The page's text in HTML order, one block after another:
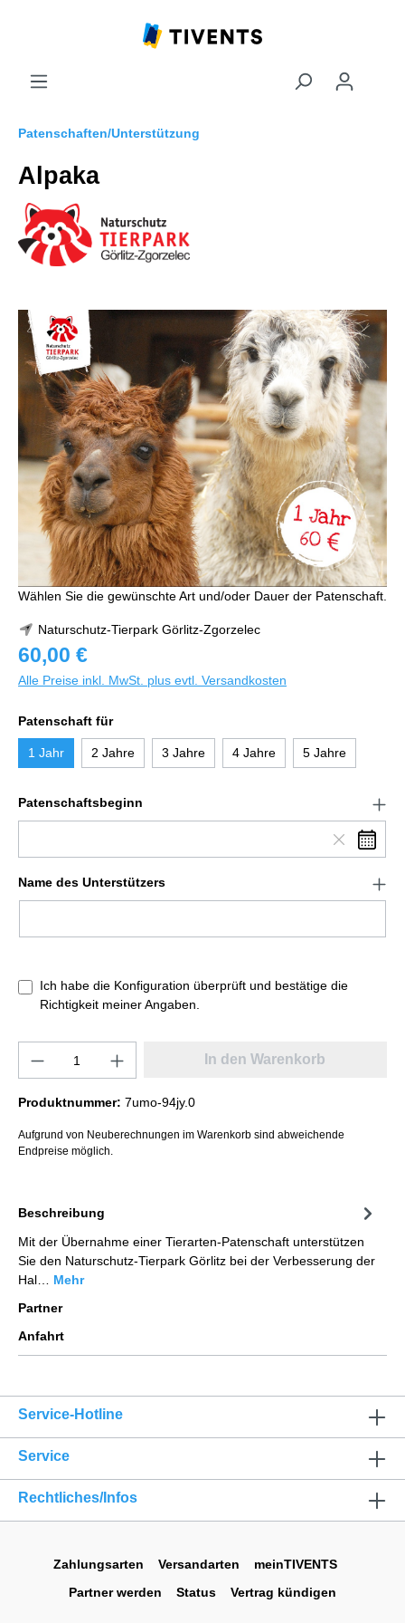
Patenschaften/Unterstützung
Alpaka
Wählen Sie die gewünschte Art und/oder Dauer der Patenschaft.
Naturschutz-Tierpark Görlitz-Zgorzelec
60,00 €
Alle Preise inkl. MwSt. plus evtl. Versandkosten
Patenschaft für
1 Jahr 2 Jahre 3 Jahre 4 Jahre 5 Jahre
Patenschaftsbeginn
Name des Unterstützers
Ich habe die Konfiguration überprüft und bestätige die
Richtigkeit meiner Angaben.
In den Warenkorb
Produktnummer: 7umo-94jy.0
Aufgrund von Neuberechnungen im Warenkorb sind abweichende
Endpreise möglich.
Beschreibung
Mit der Übernahme einer Tierarten-Patenschaft unterstützen
Sie den Naturschutz-Tierpark Görlitz bei der Verbesserung der
Hal… Mehr
Partner
Anfahrt
Service-Hotline
Service
Rechtliches/Infos
Zahlungsarten Versandarten
meinTIVENTS
Partner werden
Status Vertrag kündigen